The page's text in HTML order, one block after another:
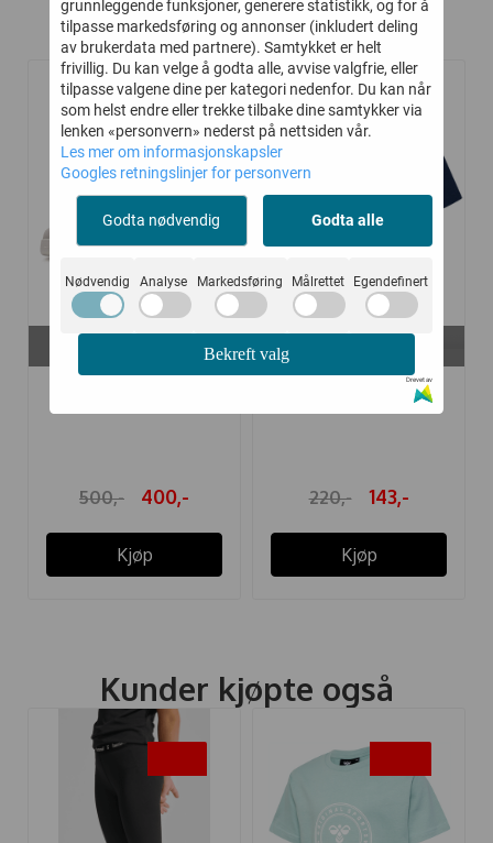
Relaterte produkter
-20%
På lager i
POWER PLAY FS ...
500,- 400,-
Kjøp
-35%
På lager i
HUMMEL T-SKJORTE
CLEAN BLACK ...
220,- 143,-
Kjøp
Kunder kjøpte også
grunnleggende funksjoner, generere statistikk, og for å
tilpasse markedsføring og annonser (inkludert deling
av brukerdata med partnere). Samtykket er helt
frivillig. Du kan velge å godta alle, avvise valgfrie, eller
tilpasse valgene dine per kategori nedenfor. Du kan når
som helst endre eller trekke tilbake dine samtykker via
lenken «personvern» nederst på nettsiden vår.
Les mer om informasjonskapsler
Googles retningslinjer for personvern
Godta nødvendig Godta alle
Nødvendig Analyse Markedsføring Målrettet Egendefinert
Bekreft valg
Drevet av